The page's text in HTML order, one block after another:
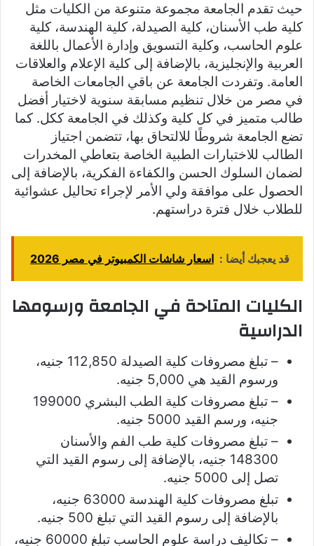
حيث تقدم الجامعة مجموعة متنوعة من الكليات مثل
كلية طب الأسنان، كلية الصيدلة، كلية الهندسة، كلية
علوم الحاسب، وكلية التسويق وإدارة الأعمال باللغة
العربية والإنجليزية، بالإضافة إلى كلية الإعلام والعلاقات
العامة. وتفردت الجامعة عن باقي الجامعات الخاصة
في مصر من خلال تنظيم مسابقة سنوية لاختيار أفضل
طالب متميز في كل كلية وكذلك في الجامعة ككل. كما
تضع الجامعة شروطًا للالتحاق بها، تتضمن اجتياز
الطالب للاختبارات الطبية الخاصة بتعاطي المخدرات
لضمان السلوك الحسن والكفاءة الفكرية، بالإضافة إلى
الحصول على موافقة ولي الأمر لإجراء تحاليل عشوائية
للطلاب خلال فترة دراستهم.
قد يعجبك أيضا : اسعار شاشات الكمبيوتر في مصر 2026
الكليات المتاحة في الجامعة ورسومها
الدراسية
– تبلغ مصروفات كلية الصيدلة 112,850 جنيه،
ورسوم القيد هي 5,000 جنيه.
– تبلغ مصروفات كلية الطب البشري 199000
جنيه، ورسم القيد 5000 جنيه.
– تبلغ مصروفات كلية طب الفم والأسنان
148300 جنيه، بالإضافة إلى رسوم القيد التي
تصل إلى 5000 جنيه.
تبلغ مصروفات كلية الهندسة 63000 جنيه،
بالإضافة إلى رسوم القيد التي تبلغ 500 جنيه.
– تكاليف دراسة علوم الحاسب تبلغ 60000 جنيه،